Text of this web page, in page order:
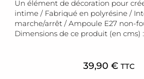
Un élément de décoration pour
intime / Fabriqué en polyrésine /
marche/arrêt / Ampoule E27 non-
Dimensions de ce produit (en cms) :
39,90 € TTC